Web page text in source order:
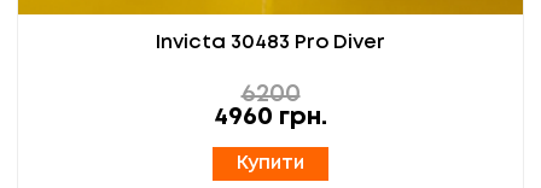
Invicta 30483 Pro Diver
6200
4960 грн.
Купити